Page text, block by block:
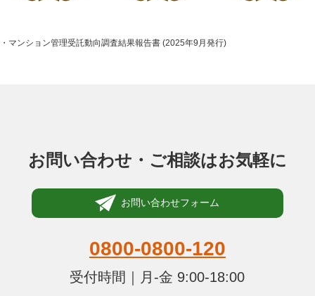
・マンション管理受託動向調査結果報告書 (2025年9月発行)
お問い合わせ・ご相談はお気軽に
お問い合わせフォーム
0800-0800-120
受付時間｜月-金 9:00-18:00